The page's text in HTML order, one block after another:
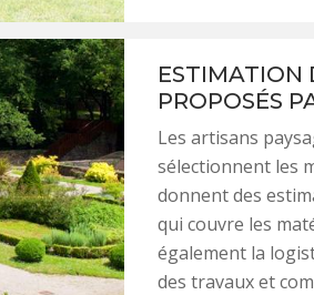
ESTIMATION
PROPOSÉS
Les artisans
sélectionnent les
donnent des
qui couvre les
également la
des travaux et